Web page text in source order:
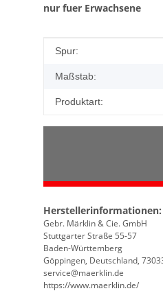
nur fuer Erwachsene
Produkteigenschaft
Wert
Spur:
Maßstab:
Produktart:
Herstellerinformationen:
Gebr. Märklin & Cie. GmbH
Stuttgarter Straße 55-57
Baden-Württemberg
Göppingen, Deutschland,
service@maerklin.de
https://www.maerklin.de/